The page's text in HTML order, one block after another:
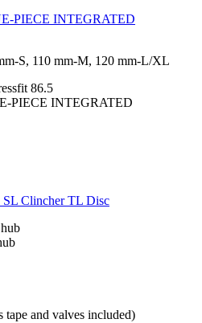
PIECE INTEGRATED
S, 110 mm-M, 120 mm-L/XL
86.5
PIECE INTEGRATED
Clincher TL Disc
tape and valves included)